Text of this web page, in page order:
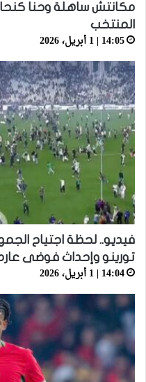
مكانتش ساهلة وحنا
المنتخب
14:05 | 1 أبريل، 2026
فيديو.. لحظة اجتياح
تورينو وإحداث فوضى
14:04 | 1 أبريل، 2026